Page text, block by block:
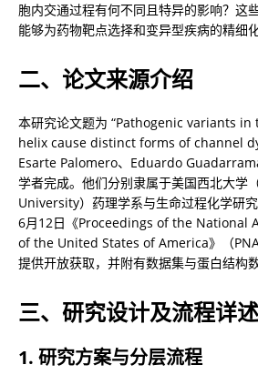
胞内交通过程有何不同且特异的影响？这
能够为药物靶点选择和变异型疾病的精细
二、论文来源介绍
本研究论文题为 “Pathogenic variants
helix cause distinct forms of channel
Esarte Palomero、Eduardo
学者完成。他们分别隶属于美国西北大
University）药理学系与生命过程化学研
6月12日《Proceedings of the National
of the United States of America》（
提供开放获取，并附有数据集与蛋白结构
三、研究设计及流程详述
1. 研究方案与分层流程